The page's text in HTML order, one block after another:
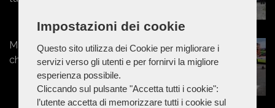
Impostazioni dei cookie
Questo sito utilizza dei Cookie per migliorare i
servizi verso gli utenti e per fornirvi la migliore
esperienza possibile.
Cliccando sul pulsante "Accetta tutti i cookie":
l’utente accetta di memorizzare tutti i cookie sul
Marche - Esce di strada con l'Ape
che poi si ribalta: un ferito a Torrette